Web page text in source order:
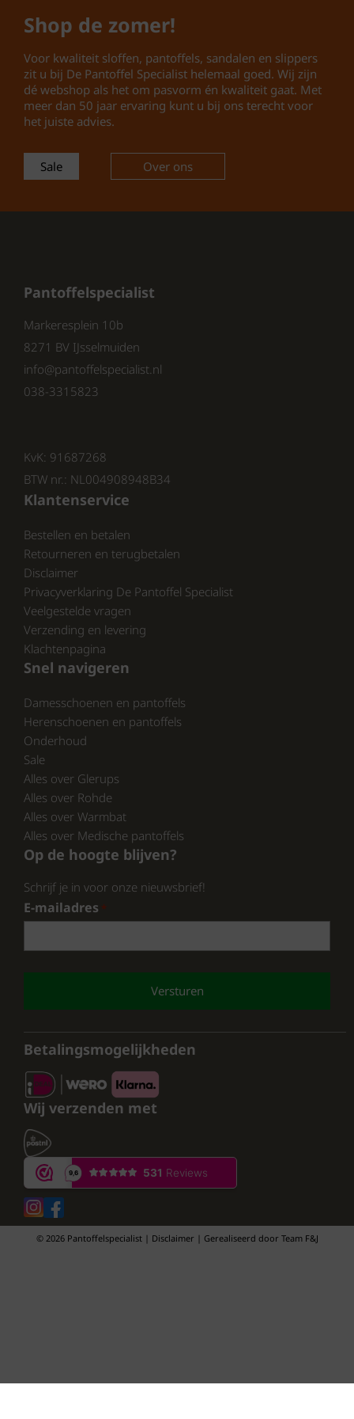
en extra schokdemping
Sluiting:Praktisch klittenband –
eenvoudig aan en uit te trekken
Pasvorm:Breed – geschikt voor
bredere voeten
Seizoen:Lente/Zomer 2026 –
trendy en tijdloos
Waarom kiezen voor Gabor 86.815.11
tijdens lange wandelingen.
Elegant & veelzijdig:
beige/grijze kleur past bij elke
zomerse outfit.
voetbed en zachte voering zorgen
Eenvoudig in gebruik:
Klittenbandsluiting maakt aan- en
Met deGabor 86.815.11 Rolling Soft dames
sandalen
comfortabele, stijlvolle en duurzame keuze
voor het voorjaar en de zomer. Perfect voor
dames die niet willen kiezen tussen comfort
en fashion!
Bekijk onze volledige collectie van Gabor op:
En ontdek wat wij nog meer te bieden
hebben.
Shop de zomer!
Voor kwaliteit sloffen, pantoffels, sandalen en slippers
zit u bij De Pantoffel Specialist helemaal goed. Wij zijn
dé webshop als het om pasvorm én kwaliteit gaat. Met
meer dan 50 jaar ervaring kunt u bij ons terecht voor
het juiste advies.
Sale Over ons
Pantoffelspecialist
Markeresplein 10b
8271 BV IJsselmuiden
info@pantoffelspecialist.nl
038-3315823
KvK: 91687268
BTW nr.: NL004908948B34
Klantenservice
Bestellen en betalen
Retourneren en terugbetalen
Disclaimer
Privacyverklaring De Pantoffel Specialist
Veelgestelde vragen
Verzending en levering
Klachtenpagina
Snel navigeren
Damesschoenen en pantoffels
Herenschoenen en pantoffels
Onderhoud
Sale
Alles over Glerups
Alles over Rohde
Alles over Warmbat
Alles over Medische pantoffels
Op de hoogte blijven?
Schrijf je in voor onze nieuwsbrief!
E-mailadres *
CAPTCHA
Betalingsmogelijkheden
Wij verzenden met
© 2026 Pantoffelspecialist | Disclaimer | Gerealiseerd door Team F&J